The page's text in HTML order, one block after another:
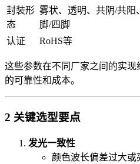
封装形
态
雾状、透明、共阴/共阳
脚/四脚
认证
RoHS等
这些参数在不同厂家之间的实
的可靠性和成本。
2 关键选型要点
发光一致性
颜色波长偏差过大